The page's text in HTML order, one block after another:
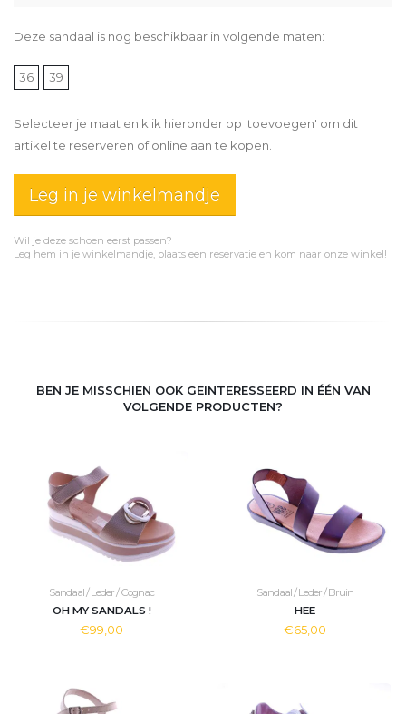
Deze sandaal is nog beschikbaar in volgende maten:
36 39
Selecteer je maat en klik hieronder op 'toevoegen' om dit
artikel te reserveren of online aan te kopen.
Leg in je winkelmandje
Wil je deze schoen eerst passen?
Leg hem in je winkelmandje, plaats een reservatie en kom naar onze winkel!
BEN JE MISSCHIEN OOK GEINTERESSEERD IN ÉÉN VAN
VOLGENDE PRODUCTEN?
Sandaal / Leder / Cognac
OH MY SANDALS !
€99,00
Sandaal / Leder / Bruin
HEE
€65,00